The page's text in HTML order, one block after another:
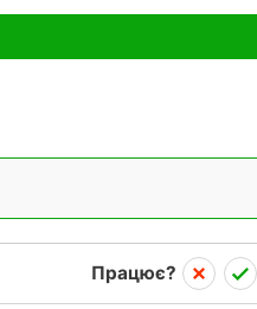
Працює?